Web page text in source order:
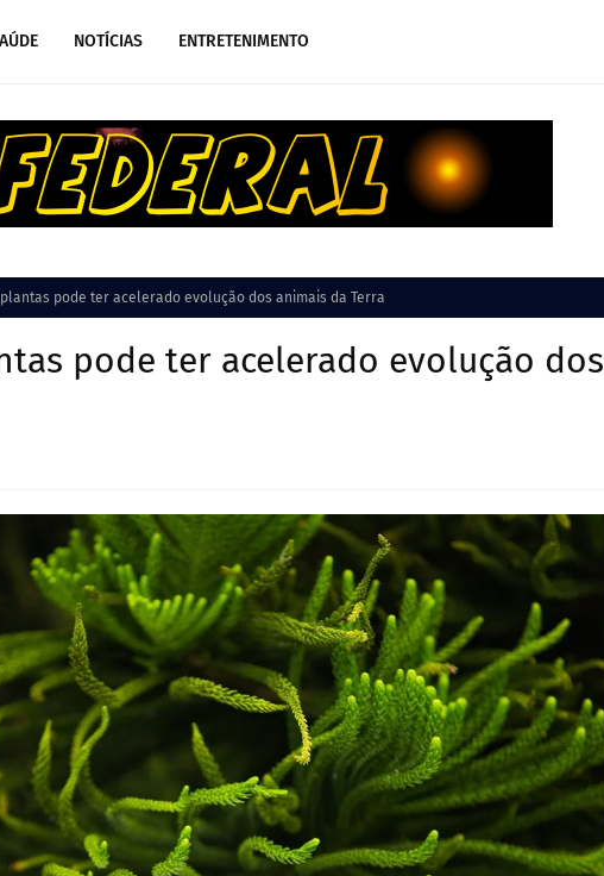
NOTÍCIAS ENTRETENIMENTO
pode ter acelerado evolução dos animais da Terra
pode ter acelerado evolução dos